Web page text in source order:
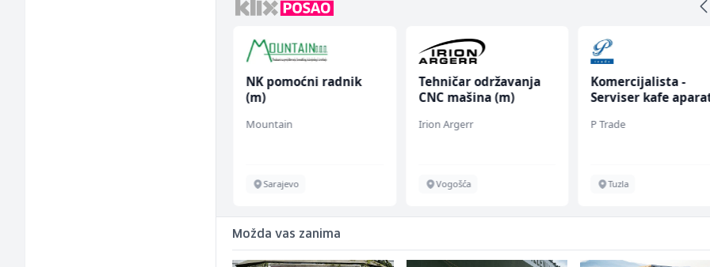
NK pomoćni radnik
(m)
Mountain
Sarajevo
Tehničar održavanja
CNC mašina (m)
Irion Argerr
Vogošća
Komercijalista -
Serviser kafe
P Trade
Tuzla
Možda vas zanima